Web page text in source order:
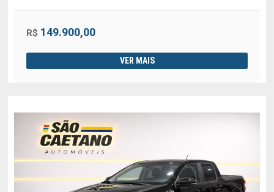
R$ 149.900,00
VER MAIS